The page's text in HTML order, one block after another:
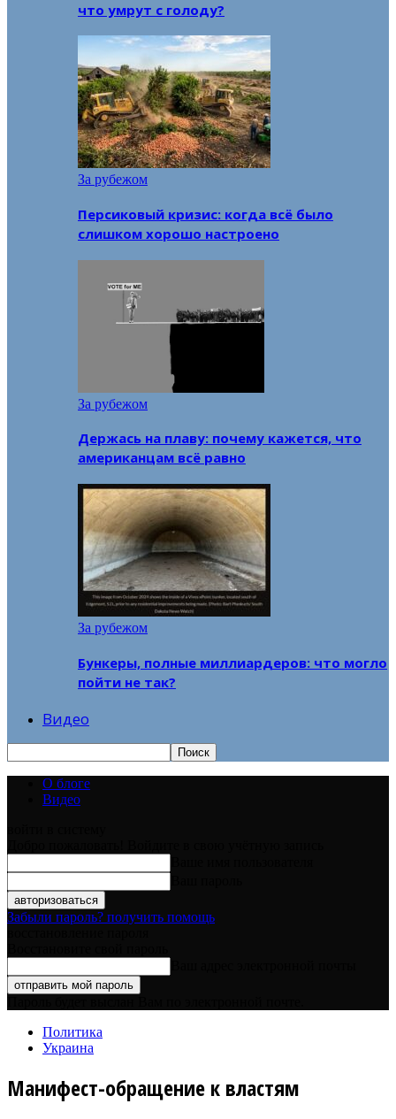
что умрут с голоду?
За рубежом
Персиковый кризис: когда всё было
слишком хорошо настроено
За рубежом
Держась на плаву: почему кажется, что
американцам всё равно
За рубежом
Бункеры, полные миллиардеров: что могло
пойти не так?
Видео
О блоге
Видео
Забыли пароль? получить помощь
Политика
Украина
Манифест-обращение к властям